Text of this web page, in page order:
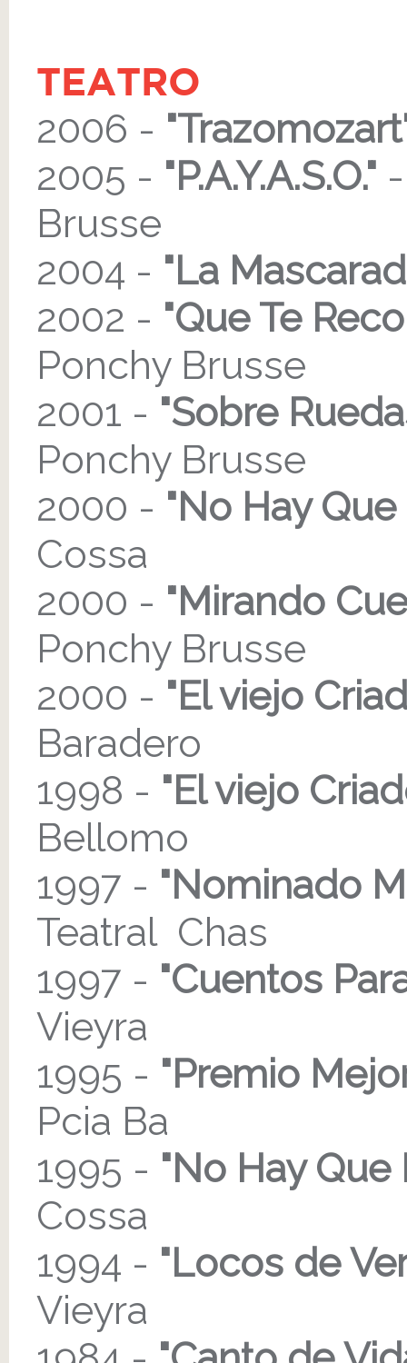
TEATRO
2006 -
2005 - "P.A.Y.A.S.O."
Brusse
2004 - "La
2002 - "Que Te
Ponchy Brusse
2001 - "Sobre
Ponchy Brusse
2000 - "No Hay
Cossa
2000 - "Mirando
Ponchy Brusse
2000 - "El viejo
Baradero
1998 - "El viejo
Bellomo
1997 - "Nominado
Teatral Chas
1997 - "Cuentos
Vieyra
1995 - "Premio
Pcia Ba
1995 - "No Hay Que
Cossa
1994 - "Locos de
Vieyra